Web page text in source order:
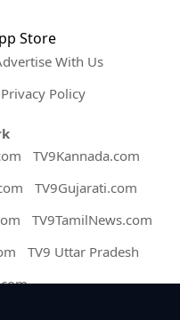
With Us
Privacy Policy
TV9Kannada.com
TV9Gujarati.com
TV9TamilNews.com
TV9 Uttar Pradesh